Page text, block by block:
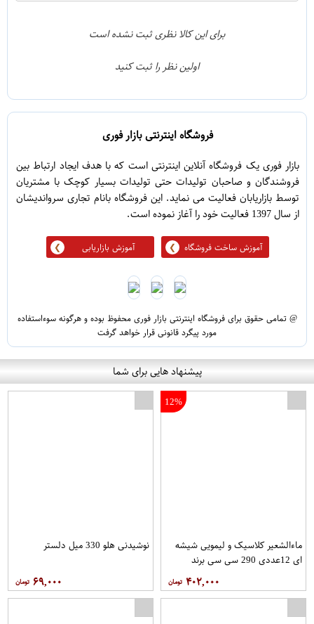
1
برای این کالا نظری ثبت نشده است
اولین نظر را ثبت کنید
فروشگاه اینترنتی بازار فوری
بازار فوری یک فروشگاه آنلاین اینترنتی است که با هدف ایجاد ارتباط بین
فروشندگان و صاحبان تولیدات حتی تولیدات بسیار کوچک با مشتریان
توسط بازاریابان فعالیت می نماید. این فروشگاه بانام تجاری سرواندیشان
از سال 1397 فعالیت خود را آغاز نموده است.
آموزش ساخت فروشگاه آموزش بازاریابی
@ تمامی حقوق برای فروشگاه اینترنتی بازار فوری محفوظ بوده و هرگونه سوءاستفاده
مورد پیگرد قانونی قرار خواهد گرفت
پیشنهاد هایی برای شما
12%
ماءالشعیر کلاسیک و لیمویی شیشه
ای 12عددی 290 سی سی برند
۴۰۲,۰۰۰
نوشیدنی هلو 330 میل دلستر
۶۹,۰۰۰